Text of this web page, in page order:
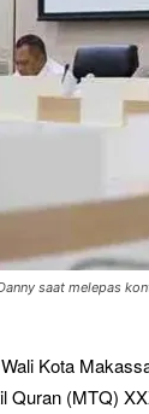
saat melepas
Wali Kota
Quran (MTQ)